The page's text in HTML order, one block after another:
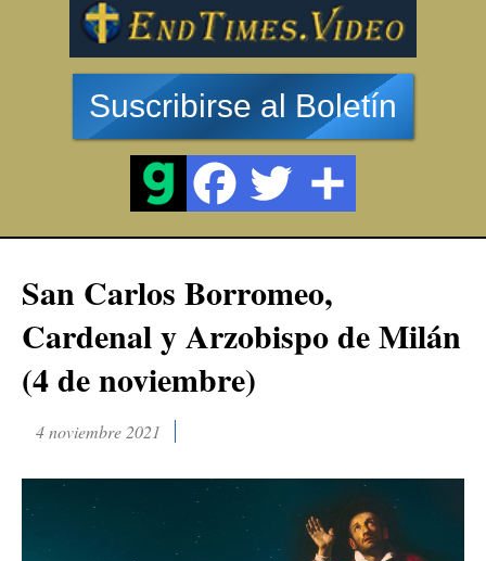
Suscribirse al Boletín
San Carlos Borromeo,
Cardenal y Arzobispo de Milán
(4 de noviembre)
4 noviembre 2021